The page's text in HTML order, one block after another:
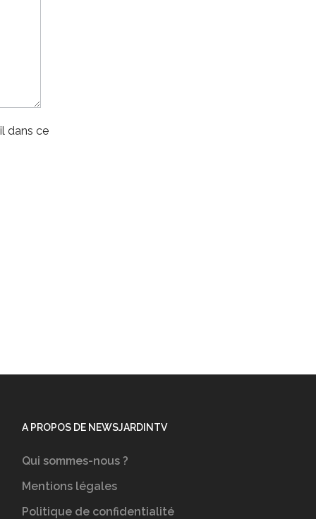
dans ce
A PROPOS DE NEWSJARDINTV
Qui sommes-nous ?
Mentions légales
Politique de confidentialité